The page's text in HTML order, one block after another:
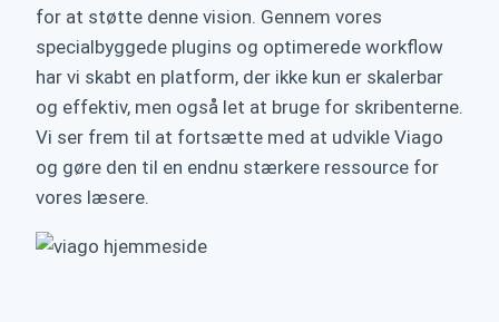
for at støtte denne vision. Gennem vores
specialbyggede plugins og optimerede workflow
har vi skabt en platform, der ikke kun er skalerbar
og effektiv, men også let at bruge for skribenterne.
Vi ser frem til at fortsætte med at udvikle Viago
og gøre den til en endnu stærkere ressource for
vores læsere.